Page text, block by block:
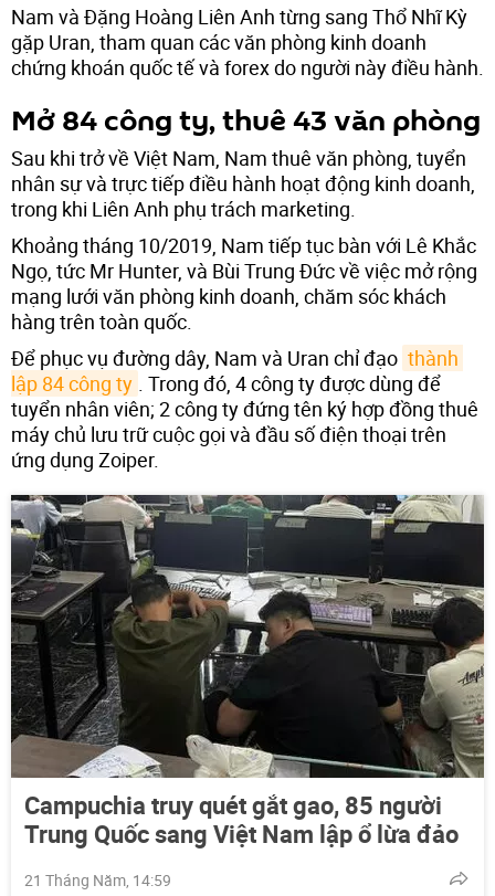
Nam và Đặng Hoàng Liên Anh từng sang Thổ Nhĩ Kỳ
gặp Uran, tham quan các văn phòng kinh doanh
chứng khoán quốc tế và forex do người này điều hành.
Mở 84 công ty, thuê 43 văn phòng
Sau khi trở về Việt Nam, Nam thuê văn phòng, tuyển
nhân sự và trực tiếp điều hành hoạt động kinh doanh,
trong khi Liên Anh phụ trách marketing.
Khoảng tháng 10/2019, Nam tiếp tục bàn với Lê Khắc
Ngọ, tức Mr Hunter, và Bùi Trung Đức về việc mở rộng
mạng lưới văn phòng kinh doanh, chăm sóc khách
hàng trên toàn quốc.
Để phục vụ đường dây, Nam và Uran chỉ đạo thành
lập 84 công ty . Trong đó, 4 công ty được dùng để
tuyển nhân viên; 2 công ty đứng tên ký hợp đồng thuê
máy chủ lưu trữ cuộc gọi và đầu số điện thoại trên
ứng dụng Zoiper.
Campuchia truy quét gắt gao, 85 người
Trung Quốc sang Việt Nam lập ổ lừa đảo
21 Tháng Năm, 14:59